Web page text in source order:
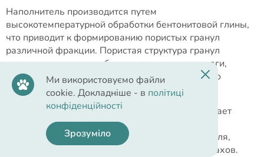
Наполнитель производится путем
высокотемпературной обработки бентонитовой глины,
что приводит к формированию пористых гранул
различной фракции. Пористая структура гранул
позволяет поглощать большое количество влаги,
образуя при этом плотные комки, которые легко
удаляются из лотка.
Пористая структура гранул с легкостью поглощает
запахи, что значительно увеличивает время
использования засыпанного в лоток наполнителя,
поскольку от лотка не исходит неприятных запахов.
Ми використовуємо файли
cookie. Докладніше - в політиці
конфіденційності
Зрозуміло